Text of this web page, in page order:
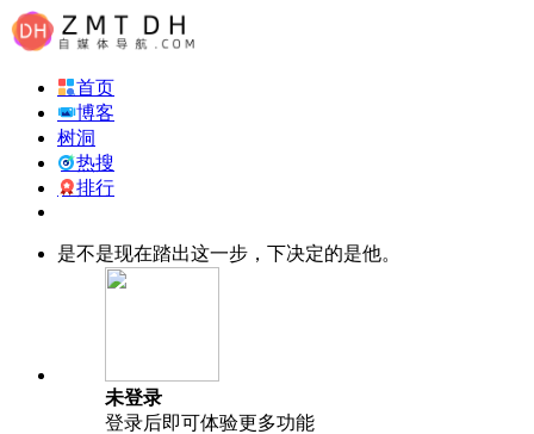
首页
博客
树洞
热搜
排行
是不是现在踏出这一步，下决定的是他。
未登录
登录后即可体验更多功能